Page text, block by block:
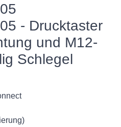
- Drucktaster
und M12-
Schlegel